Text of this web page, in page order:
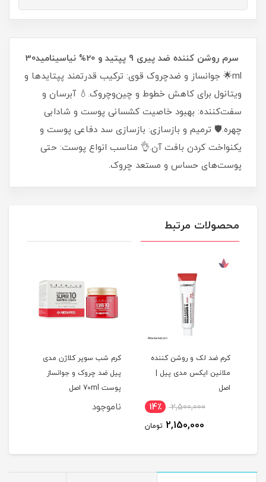
سرم روشن کننده ضد پیری 9 پپتید و 20% نیاسینامید30
ml🌟 جوانساز و ضدچروک قوی: ترکیب قدرتمند پپتایدها و
ویتانول برای کاهش خطوط و چین‌وچروک.💧 آبرسان و
سفت‌کننده: بهبود خاصیت کشسانی پوست و شادابی
چهره.🛡 ترمیم و بازسازی: بازسازی سد دفاعی پوست و
یکنواخت کردن بافت آن.👌 مناسب انواع پوست: حتی
پوست‌های حساس و مستعد چروک.
محصولات مرتبط
کرم ضد لک و روشن کننده
ملانین ایکس مدی پیل |
اصل
2,500,000 14٪
2,150,000 تومان
کرم شب سوپر کلاژن مدی
پیل ضد چروک و جوانساز
پوست 70ml اصل
ناموجود